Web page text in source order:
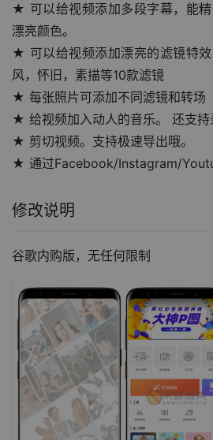
★ 可以给视频添加多段字幕，能
漂亮颜色。
★ 可以给视频添加漂亮的滤镜特
风，怀旧，素描等10款滤镜
★ 每张照片可添加不同滤镜和转场
★ 给视频加入动人的音乐。 还支持
★ 剪切视频。支持极速导出哦。
★ 通过Facebook/Instagram/
修改说明
谷歌内购版，无任何限制